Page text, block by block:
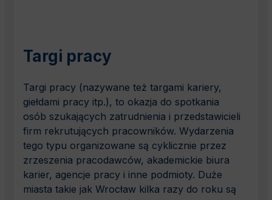
Targi pracy
Targi pracy (nazywane też targami kariery,
giełdami pracy itp.), to okazja do spotkania
osób szukających zatrudnienia i przedstawicieli
firm rekrutujących pracowników. Wydarzenia
tego typu organizowane są cyklicznie przez
zrzeszenia pracodawców, akademickie biura
karier, agencje pracy i inne podmioty. Duże
miasta takie jak Wrocław kilka razy do roku są